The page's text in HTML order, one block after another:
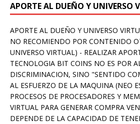
APORTE AL DUEÑO Y UNIVERSO
APORTE AL DUEÑO Y UNIVERSO
NO RECOMIENDO POR CONTENIDO
UNIVERSO VIRTUAL) - REALIZAR
TECNOLOGIA BIT COINS NO ES POR
DISCRIMINACION, SINO "SENTIDO
AL ESFUERZO DE LA MAQUINA (NEO
PROCESOS DE PROCESADORES Y
VIRTUAL PARA GENERAR COMPRA
DEPENDE DE LA CAPACIDAD DE